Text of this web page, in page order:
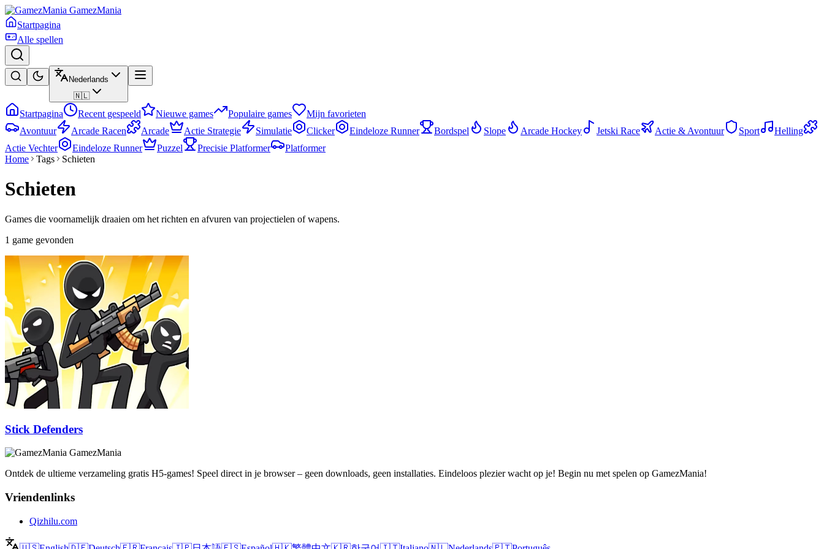
GamezMania
Startpagina
Alle spellen
Nederlands
🇳🇱
Startpagina Recent gespeeld Nieuwe games Populaire games
Mijn favorieten
Avontuur
Arcade Racen Arcade Actie Strategie Simulatie Clicker Eindeloze Runner Bordspel Slope Arcade Hockey Jetski Race Actie & Avontuur Sport
Helling
Actie Vechter
Eindeloze Runner Puzzel Precisie Platformer
Platformer
Home
Tags Schieten
Schieten
Games die voornamelijk draaien om het richten en afvuren van projectielen of wapens.
1 game gevonden
Stick Defenders
GamezMania
Ontdek de ultieme verzameling gratis H5-games! Speel direct in je browser – geen downloads, geen installaties. Eindeloos plezier wacht op je! Begin nu met spelen op GamezMania!
Vriendenlinks
Qizhilu.com